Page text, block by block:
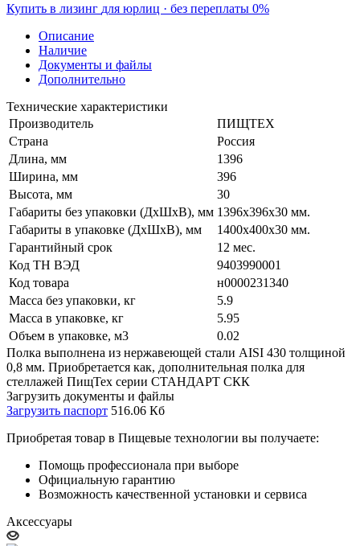
Купить в лизинг для юрлиц · без переплаты 0%
Описание
Наличие
Документы и файлы
Дополнительно
Технические характеристики
Производитель
ПИЩТЕХ
Страна
Россия
Длина, мм
1396
Ширина, мм
396
Высота, мм
30
Габариты без упаковки (ДхШхВ), мм 1396х396х30 мм.
Габариты в упаковке (ДхШхВ), мм
1400х400х30 мм.
Гарантийный срок
12 мес.
Код ТН ВЭД
9403990001
Код товара
н0000231340
Масса без упаковки, кг
5.9
Масса в упаковке, кг
5.95
Объем в упаковке, м3
0.02
Полка выполнена из нержавеющей стали AISI 430 толщиной
0,8 мм. Приобретается как, дополнительная полка для
стеллажей ПищТех серии СТАНДАРТ СКК
Загрузить документы и файлы
Загрузить паспорт 516.06 Кб
Приобретая товар в Пищевые технологии вы получаете:
Помощь профессионала при выборе
Официальную гарантию
Возможность качественной установки и сервиса
Аксессуары